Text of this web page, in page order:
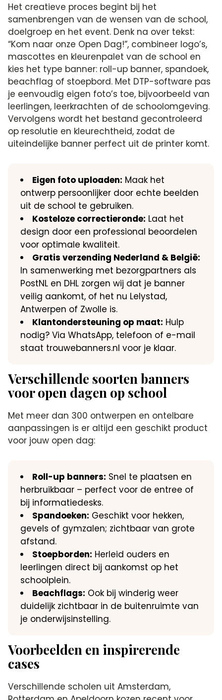
Het creatieve proces begint bij het
samenbrengen van de wensen van de school,
doelgroep en het event. Denk na over tekst:
“Kom naar onze Open Dag!”, combineer logo’s,
mascottes en kleurenpalet van de school en
kies het type banner: roll-up banner, spandoek,
beachflag of stoepbord. Met DTP-software pas
je eenvoudig eigen foto’s toe, bijvoorbeeld van
leerlingen, leerkrachten of de schoolomgeving.
Vervolgens wordt het bestand gecontroleerd
op resolutie en kleurechtheid, zodat de
uiteindelijke banner perfect uit de printer komt.
Eigen foto uploaden: Maak het
ontwerp persoonlijker door echte beelden
uit de school te gebruiken.
Kosteloze correctieronde: Laat het
design door een professional beoordelen
voor optimale kwaliteit.
Gratis verzending Nederland & België:
In samenwerking met bezorgpartners als
PostNL en DHL zorgen wij dat je banner
veilig aankomt, of het nu Lelystad,
Antwerpen of Zwolle is.
Klantondersteuning op maat: Hulp
nodig? Via WhatsApp, telefoon of e-mail
staat trouwebanners.nl voor je klaar.
Verschillende soorten banners
voor open dagen op school
Met meer dan 300 ontwerpen en ontelbare
aanpassingen is er altijd een geschikt product
voor jouw open dag:
Roll-up banners: Snel te plaatsen en
herbruikbaar – perfect voor de entree of
bij informatiedesks.
Spandoeken: Geschikt voor hekken,
gevels of gymzalen; zichtbaar van grote
afstand.
Stoepborden: Herleid ouders en
leerlingen direct bij aankomst op het
schoolplein.
Beachflags: Ook bij winderig weer
duidelijk zichtbaar in de buitenruimte van
je onderwijsinstelling.
Voorbeelden en inspirerende
cases
Verschillende scholen uit Amsterdam,